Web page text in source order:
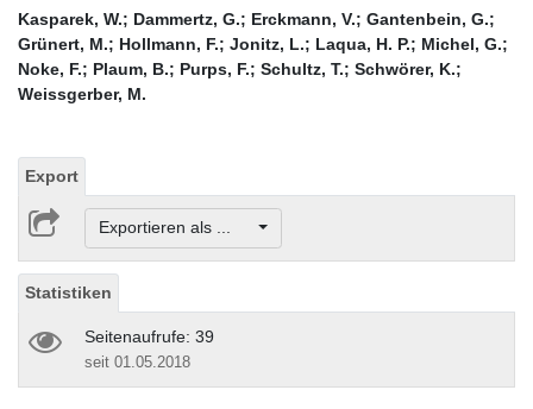
Kasparek, W.; Dammertz, G.; Erckmann, V.; Gantenbein, G.;
Grünert, M.; Hollmann, F.; Jonitz, L.; Laqua, H. P.; Michel, G.;
Noke, F.; Plaum, B.; Purps, F.; Schultz, T.; Schwörer, K.;
Weissgerber, M.
Export
Exportieren als ...
Statistiken
Seitenaufrufe: 39
seit 01.05.2018